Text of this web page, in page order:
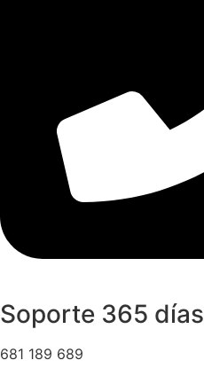
Soporte 365 días
681 189 689